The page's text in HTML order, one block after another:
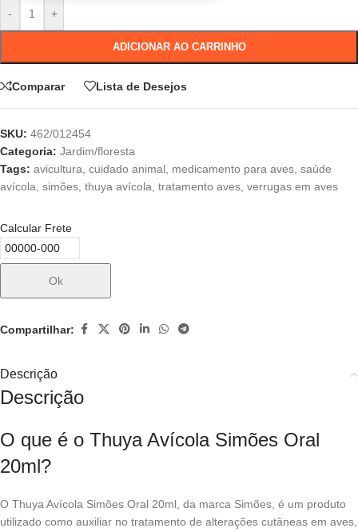
- +
ADICIONAR AO CARRINHO
Comparar Lista de Desejos
SKU: 462/012454
Categoria: Jardim/floresta
Tags: avicultura cuidado animal medicamento para aves saúde
avícola simões thuya avícola tratamento aves verrugas em aves
Calcular Frete
Ok
Compartilhar:
Descrição
Descrição
O que é o Thuya Avícola Simões Oral
20ml?
O Thuya Avícola Simões Oral 20ml, da marca Simões , é um produto
utilizado como auxiliar no tratamento de alterações cutâneas em aves,